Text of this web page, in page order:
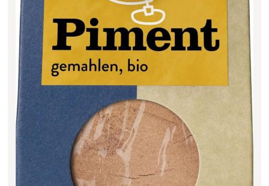
Wildkraut Detail
KATEGORIE
Filter zurücksetzen